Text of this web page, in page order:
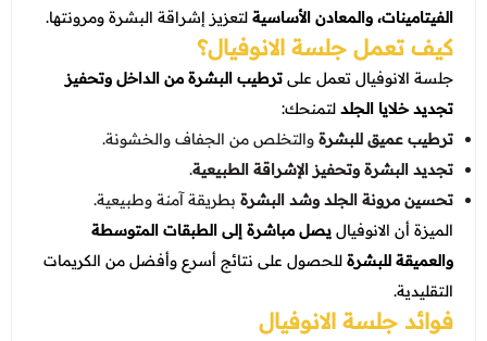
عروض العناية بالشعر
عروض الرجال
عروض جراحات التجميل
عروض قسم الطوارئ
عروض المختبر
عروض الاشعة
عروض الباطنة
عروض العظام
عروض الانف والاذن والحنجرة
عروض العلاج الطبيعي
الفيتامينات، والمعادن الأساسيةلتعزيز إشراقة البشرة ومرونتها.
كيف تعمل جلسة الانوفيال؟
جلسة الانوفيال تعمل علىترطيب البشرة من الداخل وتحفيز
تجديد خلايا الجلدلتمنحك:
ترطيب عميق للبشرةوالتخلص من الجفاف والخشونة.
تجديد البشرة وتحفيز الإشراقة الطبيعية.
تحسين مرونة الجلد وشد البشرةبطريقة آمنة وطبيعية.
الميزة أن الانوفياليصل مباشرة إلى الطبقات المتوسطة
والعميقة للبشرةللحصول على نتائج أسرع وأفضل من الكريمات
التقليدية.
فوائد جلسة الانوفيال